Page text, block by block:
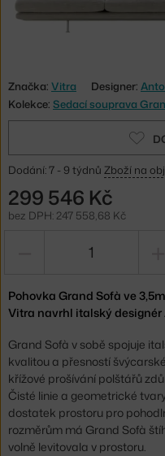
Značka: Vitra Designer:
Kolekce: Sedací souprava
Dodání: 7 - 9 týdnů Zboží na
299 546 Kč
bez DPH: 247 558,68 Kč
Pohovka Grand Sofà ve
Vitra navrhl italský designér
Grand Sofà v sobě spojuje
kvalitou a přesností
křížové prošívání polštářů
Čisté linie a geometrické
dostatek prostoru pro
rozměrům má Grand Sofà
volně levitovala v prostoru.